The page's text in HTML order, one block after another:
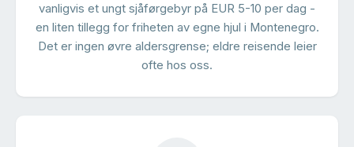
vanligvis et ungt sjåførgebyr på EUR 5-10 per dag -
en liten tillegg for friheten av egne hjul i Montenegro.
Det er ingen øvre aldersgrense; eldre reisende leier
ofte hos oss.